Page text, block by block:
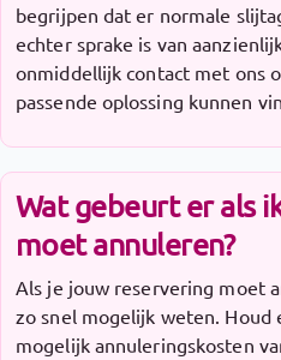
begrijpen dat er normale
echter sprake is van
onmiddellijk contact met ons
passende oplossing kunnen
Wat gebeurt er als
moet annuleren?
Als je jouw reservering moet
zo snel mogelijk weten. Houd
mogelijk annuleringskosten